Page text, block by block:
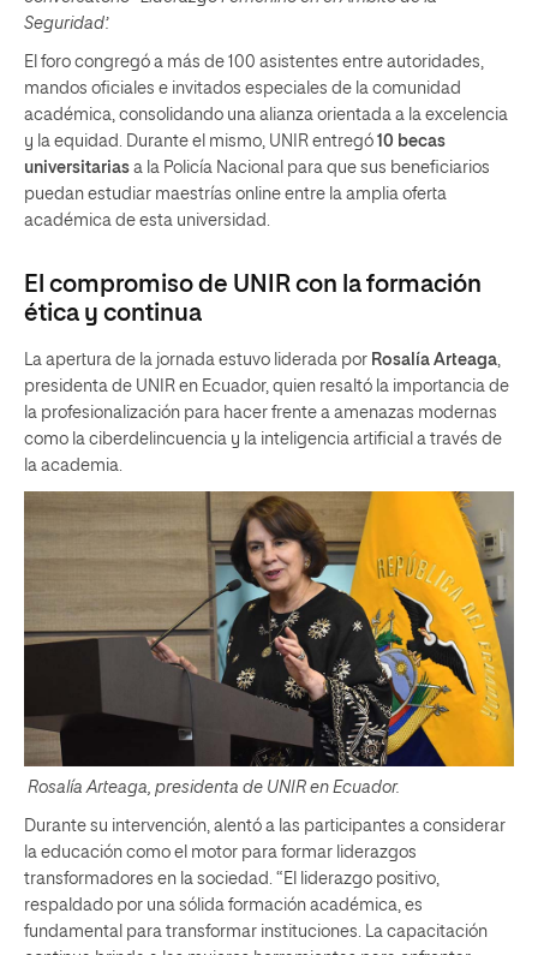
Seguridad’.
El foro congregó a más de 100 asistentes entre autoridades,
mandos oficiales e invitados especiales de la comunidad
académica, consolidando una alianza orientada a la excelencia
y la equidad. Durante el mismo, UNIR entregó 10 becas
universitarias a la Policía Nacional para que sus beneficiarios
puedan estudiar maestrías online entre la amplia oferta
académica de esta universidad.
El compromiso de UNIR con la formación
ética y continua
La apertura de la jornada estuvo liderada por Rosalía Arteaga,
presidenta de UNIR en Ecuador, quien resaltó la importancia de
la profesionalización para hacer frente a amenazas modernas
como la ciberdelincuencia y la inteligencia artificial a través de
la academia.
Rosalía Arteaga, presidenta de UNIR en Ecuador.
Durante su intervención, alentó a las participantes a considerar
la educación como el motor para formar liderazgos
transformadores en la sociedad. “El liderazgo positivo,
respaldado por una sólida formación académica, es
fundamental para transformar instituciones. La capacitación